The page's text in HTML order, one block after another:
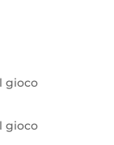
gioco
gioco